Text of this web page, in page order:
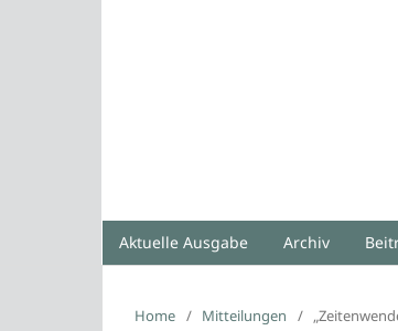
Aktuelle Ausgabe Archiv
Home / Mitteilungen /